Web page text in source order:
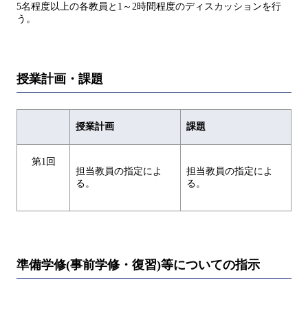
5名程度以上の各教員と1～2時間程度のディスカッションを行
う。
授業計画・課題
授業計画 課題
第1回
担当教員の指定によ
る。
担当教員の指定によ
る。
準備学修(事前学修・復習)等についての指示